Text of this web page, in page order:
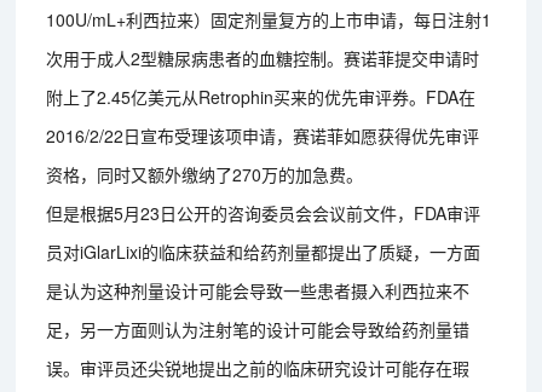
100U/mL+利西拉来）固定剂量复方的上市申请，每日注射1
次用于成人2型糖尿病患者的血糖控制。赛诺菲提交申请时
附上了2.45亿美元从Retrophin买来的优先审评券。FDA在
2016/2/22日宣布受理该项申请，赛诺菲如愿获得优先审评
资格，同时又额外缴纳了270万的加急费。
但是根据5月23日公开的咨询委员会会议前文件，FDA审评
员对iGlarLixi的临床获益和给药剂量都提出了质疑，一方面
是认为这种剂量设计可能会导致一些患者摄入利西拉来不
足，另一方面则认为注射笔的设计可能会导致给药剂量错
误。审评员还尖锐地提出之前的临床研究设计可能存在瑕